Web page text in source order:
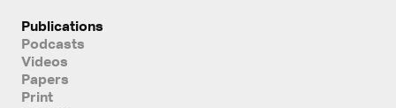
Publications
Podcasts
Videos
Papers
Print